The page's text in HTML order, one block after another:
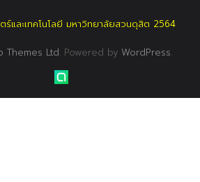
และเทคโนโลยี มหาวิทยาลัยสวนดุสิต 2564
Themes Ltd. Powered by WordPress.